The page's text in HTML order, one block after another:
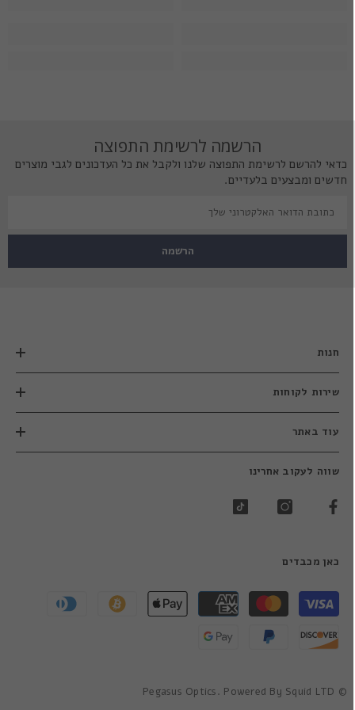
הרשמה לרשימת התפוצה
כדאי להרשם לרשימת התפוצה שלנו ולקבל את כל העדכונים לגבי מוצרים
חדשים ומבצעים בלעדיים.
הרשמה
חנות
שירות לקוחות
עוד באתר
שווה לעקוב אחרינו
כאן מכבדים
שיטות
תשלום
© Pegasus Optics. Powered By Squid LTD